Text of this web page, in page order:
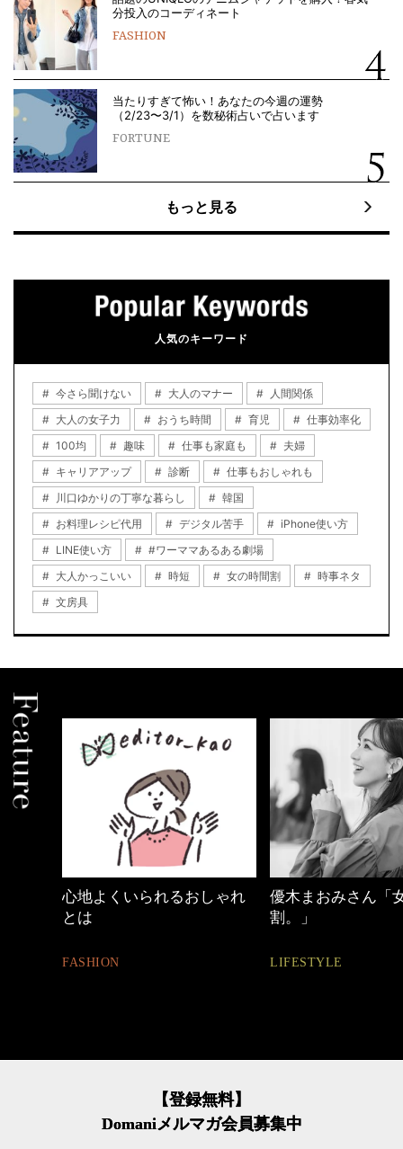
分投入のコーディネート
FASHION
当たりすぎて怖い！あなたの今週の運勢
（2/23〜3/1）を数秘術占いで占います
FORTUNE
もっと見る
人気のキーワード
今さら聞けない 大人のマナー
人間関係
大人の女子力
おうち時間 育児
仕事効率化
100均
趣味 仕事も家庭も
夫婦
キャリアアップ
診断
仕事もおしゃれも
川口ゆかりの丁寧な暮らし
韓国
お料理レシピ代用
デジタル苦手
iPhone使い方
LINE使い方
#ワーママあるある劇場
大人かっこいい
時短 女の時間割
時事ネタ
文房具
優木まおみさん「女の時間
割。」
LIFESTYLE
40代の小顔メイク
【登録無料】
Domaniメルマガ会員募集中